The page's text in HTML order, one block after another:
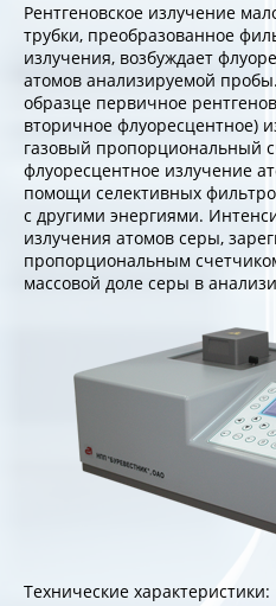
Рентгеновское излучение
трубки, преобразованное
излучения, возбуждает
атомов анализируемой
образце первичное
вторичное флуоресцентное)
газовый пропорциональный
флуоресцентное излучение
помощи селективных
с другими энергиями.
излучения атомов серы,
пропорциональным
массовой доле серы в
Технические характеристики: